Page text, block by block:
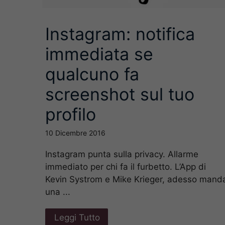
Instagram: notifica
immediata se
qualcuno fa
screenshot sul tuo
profilo
10 Dicembre 2016
Instagram punta sulla privacy. Allarme
immediato per chi fa il furbetto. L’App di
Kevin Systrom e Mike Krieger, adesso
una ...
Leggi Tutto